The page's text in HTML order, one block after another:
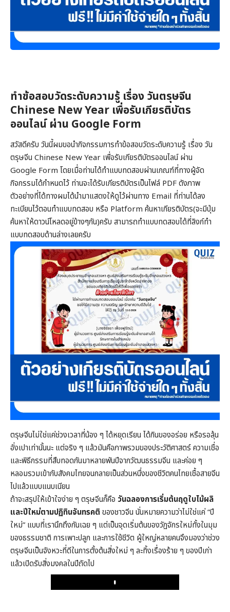
ทำข้อสอบวัดระดับความรู้ เรื่อง วันตรุษจีน
Chinese New Year เพื่อรับเกียรติบัตร
ออนไลน์ ผ่าน Google Form
สวัสดีครับ วันนี้ผมขอนำกิจกรรมการทำข้อสอบวัดระดับความรู้ เรื่อง วัน
ตรุษจีน Chinese New Year เพื่อรับเกียรติบัตรออนไลน์ ผ่าน
Google Form โดยเมื่อท่านได้ทำแบบทดสอบผ่านเกณฑ์ที่ทางผู้จัด
กิจกรรมได้กำหนดไว้ ท่านจะได้รับเกียรติบัตรเป็นไฟล์ PDF ดังภาพ
ตัวอย่างที่ได้ทางผมได้นำมาแสดงให้ดูไว้ผ่านทาง Email ที่ท่านได้ลง
ทะเบียนไว้ตอนทำแบบทดสอบ หรือ Platform ค้นหาเกียรติบัตร(จะมีปุ่ม
ค้นหาให้ดาวน์โหลดอยู่ข้างๆกัน)ครับ สามารถทำแบบทดสอบได้ที่ลิงก์ทำ
แบบทดสอบด้านล่างเลยครับ
ตรุษจีนไม่ใช่แค่ช่วงเวลาที่น้อง ๆ ได้หยุดเรียน ได้กินของอร่อย หรือรอลุ้น
อั่งเปาเท่านั้นนะ แต่จริง ๆ แล้วมันคือภาพรวมของประวัติศาสตร์ ความเชื่อ
และพิธีกรรมที่สืบทอดกันมาหลายพันปีจากวัฒนธรรมจีน และค่อย ๆ
หลอมรวมเข้ากับสังคมไทยจนกลายเป็นส่วนหนึ่งของชีวิตคนไทยเชื้อสายจีน
ไปแล้วแบบแนบเนียน
ถ้าจะสรุปให้เข้าใจง่าย ๆ ตรุษจีนก็คือ วันฉลองการเริ่มต้นฤดูใบไม้ผลิ
และปีใหม่ตามปฏิทินจันทรคติ ของชาวจีน นั่นหมายความว่าไม่ใช่แค่ “ปี
ใหม่” แบบที่เรานึกถึงกันเฉย ๆ แต่เป็นจุดเริ่มต้นของวัฏจักรใหม่ทั้งในมุม
ของธรรมชาติ การเพาะปลูก และการใช้ชีวิต ผู้ใหญ่หลายคนจึงมองว่าช่วง
ตรุษจีนเป็นจังหวะที่ดีในการตั้งต้นสิ่งใหม่ ๆ ละทิ้งเรื่องร้าย ๆ ของปีเก่า
แล้วเปิดรับสิ่งมงคลในปีถัดไป
Play